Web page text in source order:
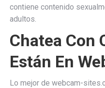
contiene contenido
adultos.
Chatea Con
Están En
Lo mejor de webcam-